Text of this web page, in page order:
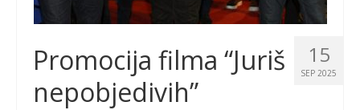
15
SEP 2025
Promocija filma “Juriš
nepobjedivih”